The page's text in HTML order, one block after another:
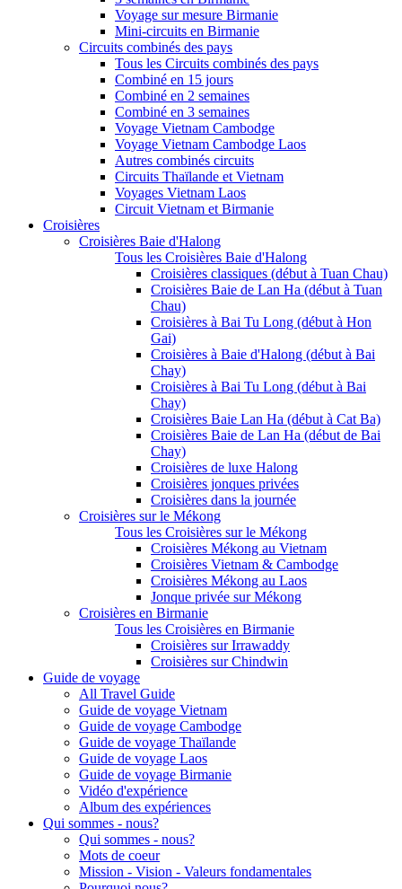
Voyage sur mesure Birmanie
Mini-circuits en Birmanie
Circuits combinés des pays
Tous les Circuits combinés des pays
Combiné en 15 jours
Combiné en 2 semaines
Combiné en 3 semaines
Voyage Vietnam Cambodge
Voyage Vietnam Cambodge Laos
Autres combinés circuits
Circuits Thaïlande et Vietnam
Voyages Vietnam Laos
Circuit Vietnam et Birmanie
Croisières
Croisières Baie d'Halong
Tous les Croisières Baie d'Halong
Croisières classiques (début à Tuan Chau)
Croisières Baie de Lan Ha (début à Tuan
Chau)
Croisières à Bai Tu Long (début à Hon
Gai)
Croisières à Baie d'Halong (début à Bai
Chay)
Croisières à Bai Tu Long (début à Bai
Chay)
Croisières Baie Lan Ha (début à Cat Ba)
Croisières Baie de Lan Ha (début de Bai
Chay)
Croisières de luxe Halong
Croisières jonques privées
Croisières dans la journée
Croisières sur le Mékong
Tous les Croisières sur le Mékong
Croisières Mékong au Vietnam
Croisières Vietnam & Cambodge
Croisières Mékong au Laos
Jonque privée sur Mékong
Croisières en Birmanie
Tous les Croisières en Birmanie
Croisières sur Irrawaddy
Croisières sur Chindwin
Guide de voyage
All Travel Guide
Guide de voyage Vietnam
Guide de voyage Cambodge
Guide de voyage Thaïlande
Guide de voyage Laos
Guide de voyage Birmanie
Vidéo d'expérience
Album des expériences
Qui sommes - nous?
Qui sommes - nous?
Mots de coeur
Mission - Vision - Valeurs fondamentales